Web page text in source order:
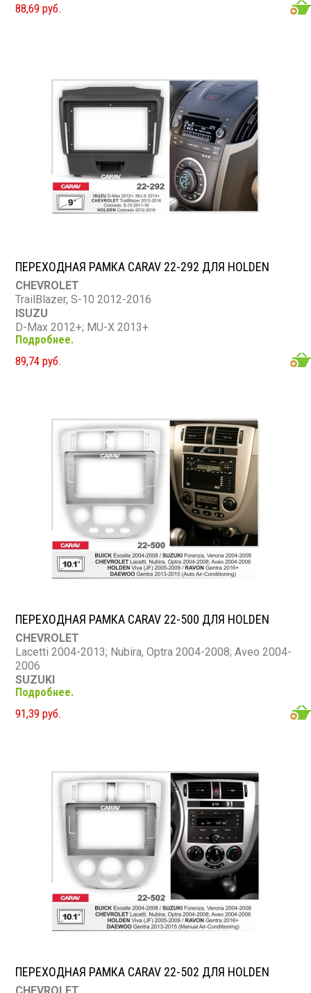
88,69 руб.
ПЕРЕХОДНАЯ РАМКА CARAV 22-292 ДЛЯ HOLDEN
CHEVROLET
TrailBlazer, S-10 2012-2016
ISUZU
D-Max 2012+; MU-X 2013+
HOLDEN
Colorado 2012-2016
Подробнее.
89,74 руб.
ПЕРЕХОДНАЯ РАМКА CARAV 22-500 ДЛЯ HOLDEN
CHEVROLET
Lacetti 2004-2013; Nubira, Optra 2004-2008; Aveo 2004-
2006
SUZUKI
Forenza, Verona 2004-2008
BUICK
Excelle 2004-2008
Gentra 2015-2018
Gentra 2013-2015
Подробнее.
91,39 руб.
ПЕРЕХОДНАЯ РАМКА CARAV 22-502 ДЛЯ HOLDEN